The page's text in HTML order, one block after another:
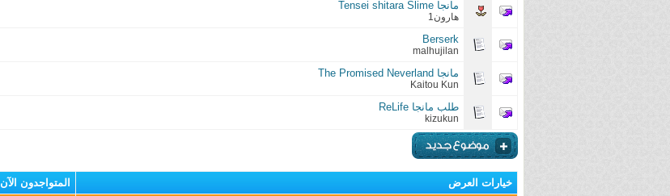
مانجا Tensei shitara Slime
هارون1
Berserk
malhujilan
مانجا The Promised Neverland
Kaitou Kun
طلب مانجا ReLife
kizukun
خيارات العرض المتواجدون الآن